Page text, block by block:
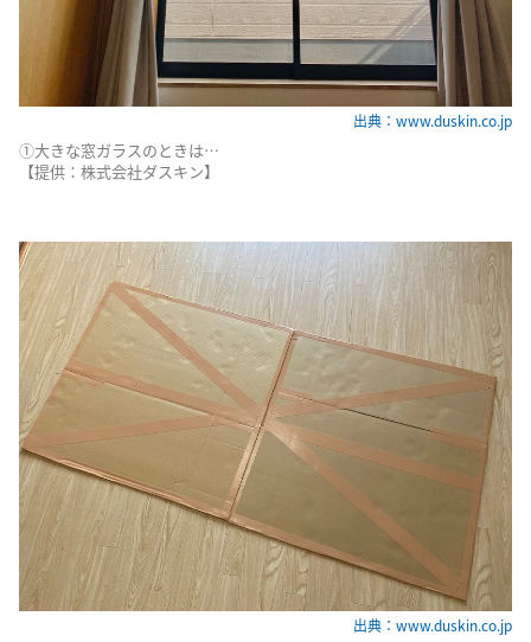
出典：www.duskin.co.jp
①大きな窓ガラスのときは…
【提供：株式会社ダスキン】
出典：www.duskin.co.jp